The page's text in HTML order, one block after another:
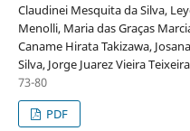
Claudinei Mesquita da Silva,
Menolli, Maria das Graças
Caname Hirata Takizawa,
Silva, Jorge Juarez Vieira
73-80
PDF